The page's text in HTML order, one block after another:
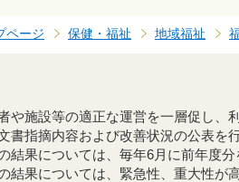
ページ 保健・福祉 地域福祉
や施設等の適正な運営を一層促し、
書指摘内容および改善状況の公表を
結果については、毎年6月に前年度分
結果については、緊急性、重大性が